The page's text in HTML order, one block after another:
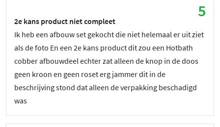
5
2e kans product niet compleet
Ik heb een afbouw set gekocht die niet helemaal er uit ziet
als de foto En een 2e kans product dit zou een Hotbath
cobber afbouwdeel echter zat alleen de knop in de doos
geen kroon en geen roset erg jammer dit in de
beschrijving stond dat alleen de verpakking beschadigd
was